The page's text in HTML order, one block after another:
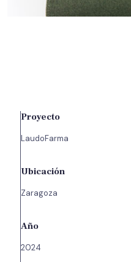
Proyecto
LaudoFarma
Ubicación
Zaragoza
Año
2024